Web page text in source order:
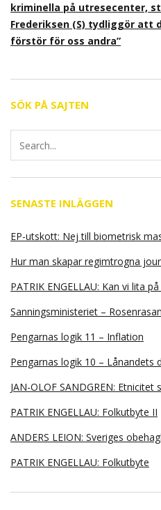
kriminella på utresecenter,
Frederiksen (S) tydliggör att
förstör för oss andra”
SÖK PÅ SAJTEN
SENASTE INLÄGGEN
EP-utskott: Nej till biometrisk
Hur man skapar regimtrogna
PATRIK ENGELLAU: Kan vi lita
Sanningsministeriet –
Pengarnas logik 11 – Inflation
Pengarnas logik 10 – Lånandets
JAN-OLOF SANDGREN: Etnicitet
PATRIK ENGELLAU: Folkutbyte II
ANDERS LEION: Sveriges
PATRIK ENGELLAU: Folkutbyte